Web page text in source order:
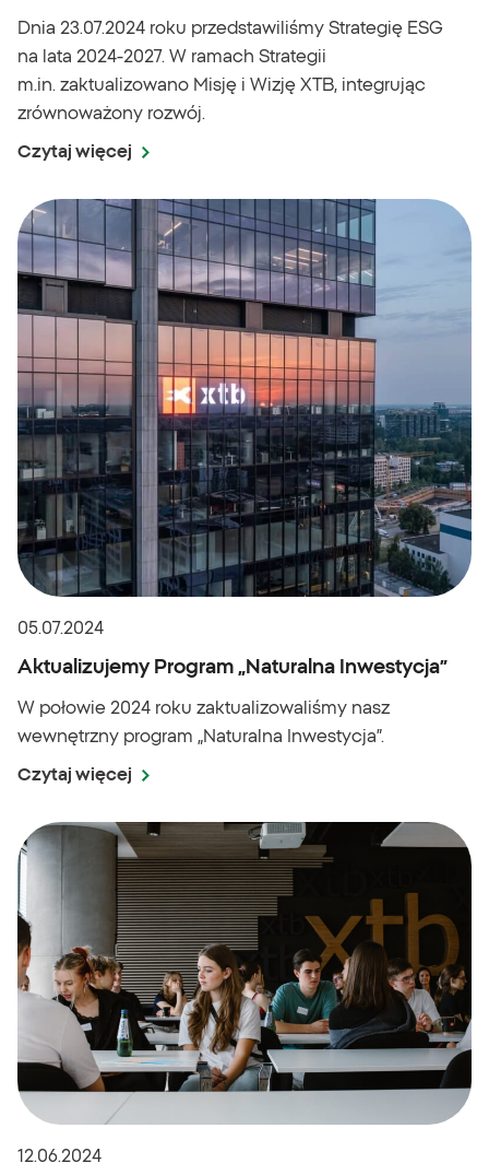
Dnia 23.07.2024 roku przedstawiliśmy Strategię ESG
na lata 2024-2027. W ramach Strategii
m.in. zaktualizowano Misję i Wizję XTB, integrując
zrównoważony rozwój.
Czytaj więcej
05.07.2024
Aktualizujemy Program „Naturalna Inwestycja”
W połowie 2024 roku zaktualizowaliśmy nasz
wewnętrzny program „Naturalna Inwestycja”.
Czytaj więcej
12.06.2024